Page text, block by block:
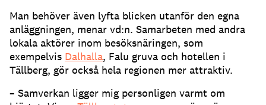
Man behöver även lyfta blicken utanför den egna
anläggningen, menar vd:n. Samarbeten med andra
lokala aktörer inom besöksnäringen, som
exempelvis Dalhalla, Falu gruva och hotellen i
Tällberg, gör också hela regionen mer attraktiv.
– Samverkan ligger mig personligen varmt om